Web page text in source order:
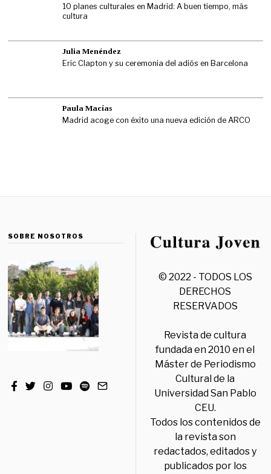
10 planes culturales en Madrid: A buen tiempo, más
cultura
Julia Menéndez
Eric Clapton y su ceremonia del adiós en Barcelona
Paula Macías
Madrid acoge con éxito una nueva edición de ARCO
SOBRE NOSOTROS
© 2022 - TODOS LOS
DERECHOS
RESERVADOS
Revista de cultura
fundada en 2010 en el
Máster de Periodismo
Cultural de la
Universidad San Pablo
CEU.
Todos los contenidos de
la revista son
redactados, editados y
publicados por los